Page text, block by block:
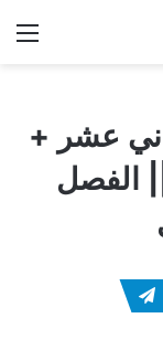
عشر +
الفصل